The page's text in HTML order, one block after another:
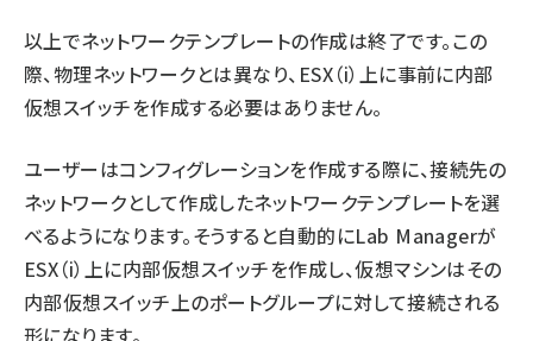
以上でネットワークテンプレートの作成は終了です。この
際、物理ネットワークとは異なり、ESX（i）上に事前に内部
仮想スイッチを作成する必要はありません。
ユーザーはコンフィグレーションを作成する際に、接続先の
ネットワークとして作成したネットワークテンプレートを選
べるようになります。そうすると自動的にLab Managerが
ESX（i）上に内部仮想スイッチを作成し、仮想マシンはその
内部仮想スイッチ上のポートグループに対して接続される
形になります。